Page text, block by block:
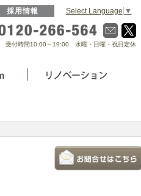
採用情報 Select Language ▼
0120-266-564
受付時間10:00～19:00 水曜・日曜・祝日定休